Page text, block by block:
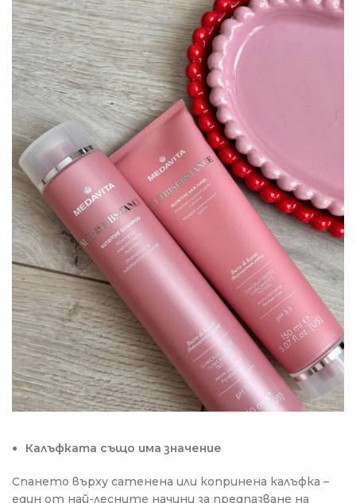
Калъфката също има значение
Спането върху сатенена или копринена калъфка –
един от най-лесните начини за предпазване на